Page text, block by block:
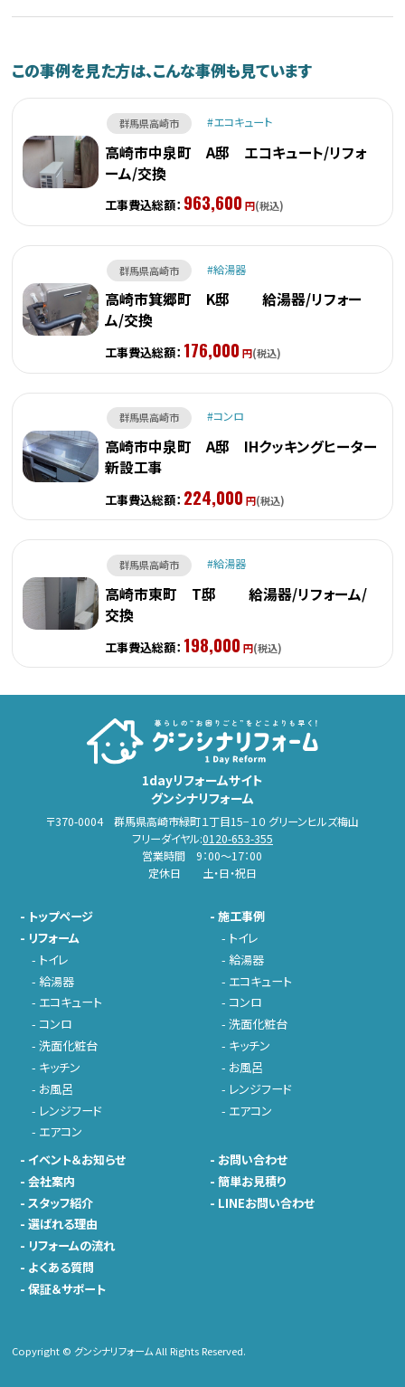
この事例を見た方は、こんな事例も見ています
群馬県高崎市 エコキュート
高崎市中泉町 A邸 エコキュート/リフォ
ーム/交換
工事費込総額： 963,600 円(税込)
群馬県高崎市 給湯器
高崎市箕郷町 K邸 給湯器/リフォー
ム/交換
工事費込総額： 176,000 円(税込)
群馬県高崎市 コンロ
高崎市中泉町 A邸 IHクッキングヒーター
新設工事
工事費込総額： 224,000 円(税込)
群馬県高崎市 給湯器
高崎市東町 T邸 給湯器/リフォーム/
交換
工事費込総額： 198,000 円(税込)
1dayリフォームサイト
グンシナリフォーム
〒370-0004 群馬県高崎市緑町１丁目15−１０ グリーンヒルズ梅山
フリーダイヤル:0120-653-355
営業時間 9：00～17：00
定休日 土・日・祝日
- トップページ
- リフォーム
- トイレ
- 給湯器
- エコキュート
- コンロ
- 洗面化粧台
- キッチン
- お風呂
- レンジフード
- エアコン
-施工事例
- トイレ
- 給湯器
- エコキュート
- コンロ
-洗面化粧台
- キッチン
- お風呂
- レンジフード
- エアコン
- イベント＆お知らせ
- 会社案内
- スタッフ紹介
- 選ばれる理由
- リフォームの流れ
- よくある質問
- 保証＆サポート
- お問い合わせ
-簡単お見積り
- LINEお問い合わせ
Copyright © グンシナリフォーム All Rights Reserved.